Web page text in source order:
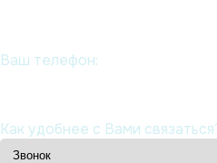
Ваш телефон:
Как удобнее с Вами